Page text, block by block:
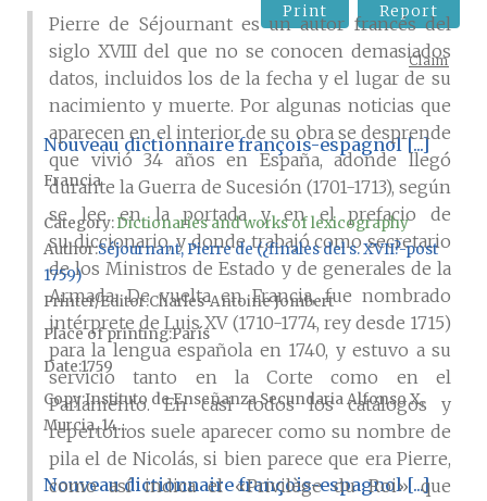
Pierre de Séjournant es un autor francés del
siglo XVIII del que no se conocen demasiados
datos, incluidos los de la fecha y el lugar de su
nacimiento y muerte. Por algunas noticias que
aparecen en el interior de su obra se desprende
que vivió 34 años en España, adonde llegó
durante la Guerra de Sucesión (1701-1713), según
se lee en la portada y en el prefacio de
su diccionario, y donde trabajó como secretario
de los Ministros de Estado y de generales de la
Armada. De vuelta en Francia, fue nombrado
intérprete de Luis XV (1710-1774, rey desde 1715)
para la lengua española en 1740, y estuvo a su
servicio tanto en la Corte como en el
Parlamento. En casi todos los catálogos y
repertorios suele aparecer como su nombre de
pila el de Nicolás, si bien parece que era Pierre,
como así indica el «Privilège du Roi» que
Print Report
Claim
Nouveau dictionnaire françois-espagnol [...]
Francia
Category:Dictionaries and works of lexicography
AuthorSéjournant, Pierre de (¿finales del s. XVII?-post
1759)
Printer/EditorCharles-Antoine Jombert
Place of printingParís
Date1759
CopyInstituto de Enseñanza Secundaria Alfonso X,
Murcia, 14...
Nouveau dictionnaire françois-espagnol [...]